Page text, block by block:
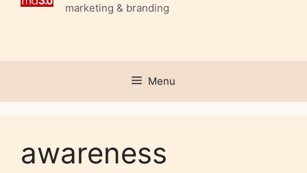
marketing & branding
Menu
awareness